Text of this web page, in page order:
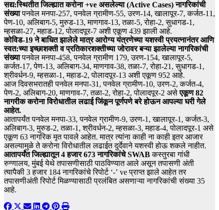
सद्य:स्थितीत जिल्ह्यात करोना +ve असलेल्या (Active Cases) नागरिकांची
संख्यापनवेल मनपा-257, पनवेल ग्रामीण-55, उरण-14, खालापूर-7, कर्जत-11,
पेण-10, अलिबाग-5, मुरुड-13, माणगाव-13, तळा-5, रोहा-2, सुधागड-1,
म्हसळा-27, महाड-12, पोलादपूर-7 अशी एकूण 439 झाली आहे.
कोविड-19 ने बाधित झालेले मात्र आरोग्य यंत्रणेच्या यशस्वी प्रयत्नानंतर आणि
स्वत:च्या इच्छाशक्ती व प्रतिकारशक्तीच्या जोरावर बऱ्या झालेल्या नागरिकांची
संख्यापनवेल मनपा-458, पनवेल ग्रामीण 179, उरण-154, खालापूर-5,
कर्जत-17, पेण-13, अलिबाग-34, माणगाव-38, तळा-7, रोहा-21, सुधागड-1,
श्रीवर्धन-9, म्हसळा-1, महाड-2, पोलादपूर-13 अशी एकूण 952 आहे.
आज दिवसभरातही पनवेल मनपा-31, पनवेल ग्रामीण-10, उरण-2, कर्जत-4,
पेण-2, अलिबाग-20, माणगाव-7, तळा-2, रोहा-2, पोलादपूर-2 असेएकूण 82
नागरीक करोना विरोधातील लढाई जिंकून पूर्णपणे बरे होऊन आपल्या घरी गेले
आहेत.
आतापर्यंत पनवेल मनपा-33, पनवेल ग्रामीण-9, उरण-1, खालापूर-1, कर्जत-3,
अलिबाग-3, मुरुड-2, तळा-1, श्रीवर्धन-2, म्हसळा-3, महाड-4, पोलादपूर-1 असे
एकूण 63 नागरिक मृत पावले आहेत. मात्र त्यांना काही ना काही इतर आजार
असल्यामुळे ते करोना विरोधातील लढाईत दुर्देवाने यशस्वी होऊ शकले नाहीत.
आतापर्यंत जिल्ह्यातून 4 हजार 673 नागरिकांचे SWABकस्तुरबा गांधी
रुग्णालय, मुंबई येथे तपासणीसाठी पाठविण्यात आले असून तपासणी अंती
त्यापैकी 3 हजार 184 नागरिकांचे रिपोर्ट ‘-’ ve प्राप्त झाले आहेत तर
तपासणीअंती रिपोर्ट मिळण्यासाठी प्रलंबित असणाऱ्या नागरिकांची संख्या 35
आहे.